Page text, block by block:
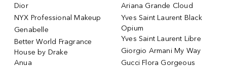
Dior
NYX Professional Makeup
Genabelle
Better World Fragrance
House by Drake
Anua
Ariana Grande Cloud
Yves Saint Laurent Black
Opium
Yves Saint Laurent Libre
Giorgio Armani My Way
Gucci Flora Gorgeous